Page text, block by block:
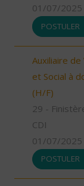
01/07/2025
POSTULER
Auxiliaire de
et Social à
(H/F)
29 -
CDI
01/07/2025
POSTULER